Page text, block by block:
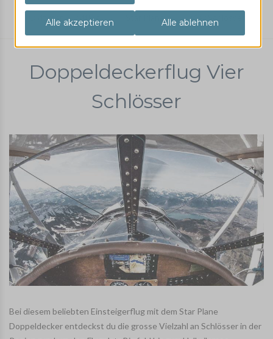
Oldtimer Rundflug Star Plane Vier Schlösser
Doppeldeckerflug Vier
Schlösser
Bei diesem beliebten Einsteigerflug mit dem Star Plane
Doppeldecker entdeckst du die grosse Vielzahl an Schlösser in der